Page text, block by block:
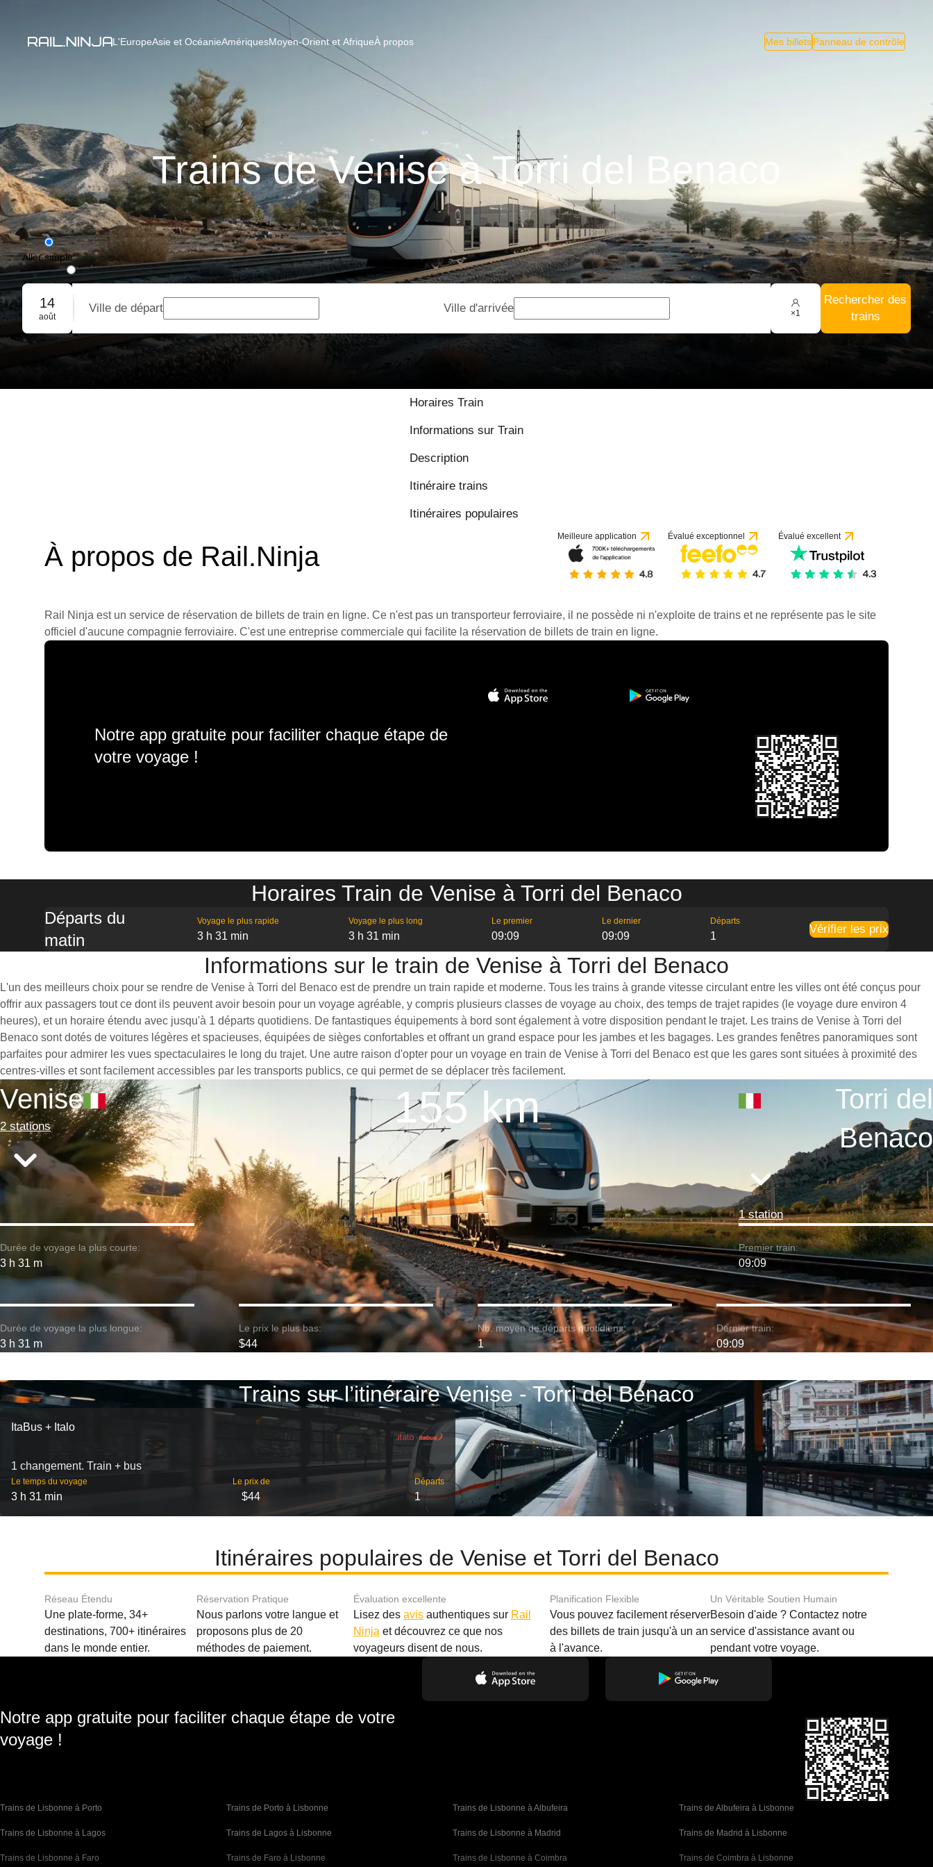
L'EuropeAsie et OcéanieAmériquesMoyen-Orient et AfriqueÀ propos Mes billetsPanneau de contrôle
Trains de Venise à Torri del Benaco
Aller simple
Aller-retour
Réservation de groupe
14
août
Ville de départ Ville d'arrivée ×1
Rechercher des
trains
Horaires Train
Informations sur Train
Description
Itinéraire trains
Itinéraires populaires
À propos de Rail.Ninja
Meilleure application Évalué exceptionnel Évalué excellent
Rail Ninja est un service de réservation de billets de train en ligne. Ce n'est pas un transporteur ferroviaire, il ne possède ni n'exploite de trains et ne représente pas le site
officiel d'aucune compagnie ferroviaire. C'est une entreprise commerciale qui facilite la réservation de billets de train en ligne.
Notre app gratuite pour faciliter chaque étape de
votre voyage !
Horaires Train de Venise à Torri del Benaco
Départs du
matin
Voyage le plus rapide
3 h 31 min
Voyage le plus long
3 h 31 min
Le premier
09:09
Le dernier
09:09
Départs
1
Vérifier les prix
Informations sur le train de Venise à Torri del Benaco
L'un des meilleurs choix pour se rendre de Venise à Torri del Benaco est de prendre un train rapide et moderne. Tous les trains à grande vitesse circulant entre les villes ont été conçus pour
offrir aux passagers tout ce dont ils peuvent avoir besoin pour un voyage agréable, y compris plusieurs classes de voyage au choix, des temps de trajet rapides (le voyage dure environ 4
heures), et un horaire étendu avec jusqu'à 1 départs quotidiens. De fantastiques équipements à bord sont également à votre disposition pendant le trajet. Les trains de Venise à Torri del
Benaco sont dotés de voitures légères et spacieuses, équipées de sièges confortables et offrant un grand espace pour les jambes et les bagages. Les grandes fenêtres panoramiques sont
parfaites pour admirer les vues spectaculaires le long du trajet. Une autre raison d'opter pour un voyage en train de Venise à Torri del Benaco est que les gares sont situées à proximité des
centres-villes et sont facilement accessibles par les transports publics, ce qui permet de se déplacer très facilement.
Venise
2 stations 155 km
Torri del
Benaco
1 station
Durée de voyage la plus courte:
3 h 31 m
Premier train:
09:09
Durée de voyage la plus longue:
3 h 31 m
Le prix le plus bas:
$44
Nb. moyen de départs quotidiens:
1
Dernier train:
09:09
Trains sur l’itinéraire Venise - Torri del Benaco
ItaBus + Italo
1 changement. Train + bus
Le temps du voyage
3 h 31 min
Le prix de
$44
Départs
1
Itinéraires populaires de Venise et Torri del Benaco
Réseau Étendu
Une plate-forme, 34+
destinations, 700+ itinéraires
dans le monde entier.
Réservation Pratique
Nous parlons votre langue et
proposons plus de 20
méthodes de paiement.
Évaluation excellente
Lisez des avisauthentiques sur Rail
Ninja et découvrez ce que nos
voyageurs disent de nous.
Planification Flexible
Vous pouvez facilement réserver
des billets de train jusqu'à un an
à l'avance.
Un Véritable Soutien Humain
Besoin d'aide ? Contactez notre
service d'assistance avant ou
pendant votre voyage.
Notre app gratuite pour faciliter chaque étape de votre
voyage !
Trains de Lisbonne à Porto Trains de Porto à Lisbonne Trains de Lisbonne à Albufeira Trains de Albufeira à Lisbonne
Trains de Lisbonne à Lagos Trains de Lagos à Lisbonne Trains de Lisbonne à Madrid Trains de Madrid à Lisbonne
Trains de Lisbonne à Faro Trains de Faro à Lisbonne Trains de Lisbonne à Coimbra Trains de Coimbra à Lisbonne